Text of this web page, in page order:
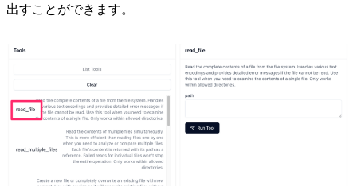
出すことができます。